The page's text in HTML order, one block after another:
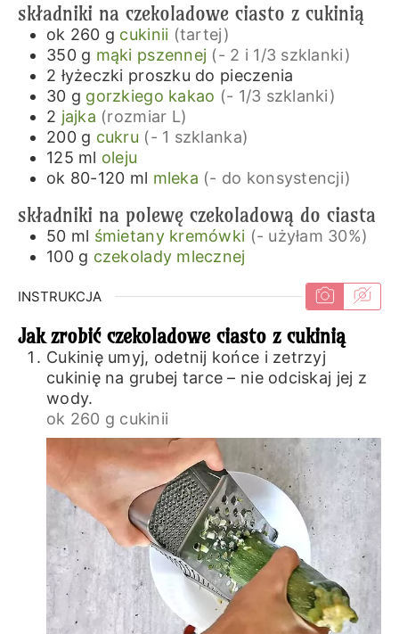
składniki na czekoladowe ciasto z cukinią
ok 260 g cukinii (tartej)
350 g mąki pszennej (- 2 i 1/3 szklanki)
2 łyżeczki proszku do pieczenia
30 g gorzkiego kakao (- 1/3 szklanki)
2 jajka (rozmiar L)
200 g cukru (- 1 szklanka)
125 ml oleju
ok 80-120 ml mleka (- do konsystencji)
składniki na polewę czekoladową do ciasta
50 ml śmietany kremówki (- użyłam 30%)
100 g czekolady mlecznej
INSTRUKCJA
Jak zrobić czekoladowe ciasto z cukinią
Cukinię umyj, odetnij końce i zetrzyj
cukinię na grubej tarce – nie odciskaj jej z
wody.
ok 260 g cukinii